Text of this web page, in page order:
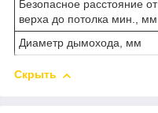
Безопасное расстояние от
верха до потолка мин., мм
Диаметр дымохода, мм
Скрыть